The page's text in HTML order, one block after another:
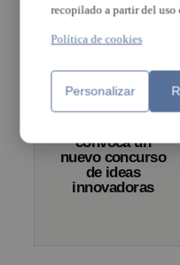
Florida
convoca un
nuevo concurso
de ideas
innovadoras
recopilado a partir del uso
Política de cookies
Personalizar